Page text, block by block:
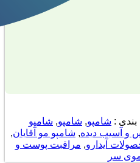
: شامپو, شامپو, شامپو
و آسیب دیده, شامپو مو آقایان,
آیدارو, مراقبت پوست و
سر